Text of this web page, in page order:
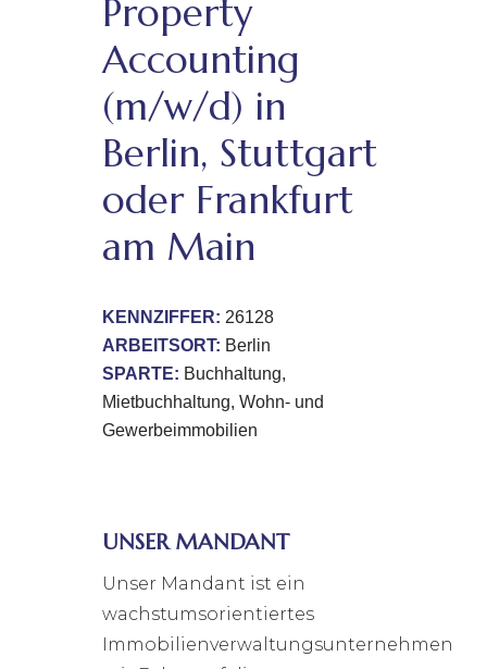
Property
Accounting
(m/w/d) in
Berlin, Stuttgart
oder Frankfurt
am Main
KENNZIFFER: 26128
ARBEITSORT: Berlin
SPARTE: Buchhaltung
Mietbuchhaltung Wohn- und
Gewerbeimmobilien
UNSER MANDANT
Unser Mandant ist ein
wachstumsorientiertes
Immobilienverwaltungsunternehmen